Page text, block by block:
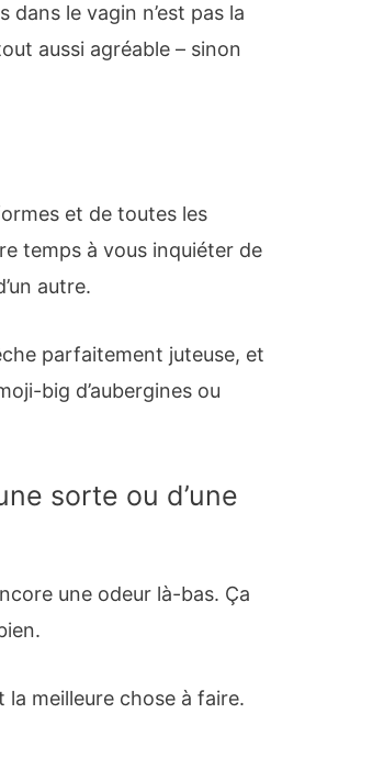
dans le vagin n’est pas la
aussi agréable – sinon
et de toutes les
temps à vous inquiéter de
autre.
parfaitement juteuse, et
big d’aubergines ou
sorte ou d’une
une odeur là-bas. Ça
meilleure chose à faire.